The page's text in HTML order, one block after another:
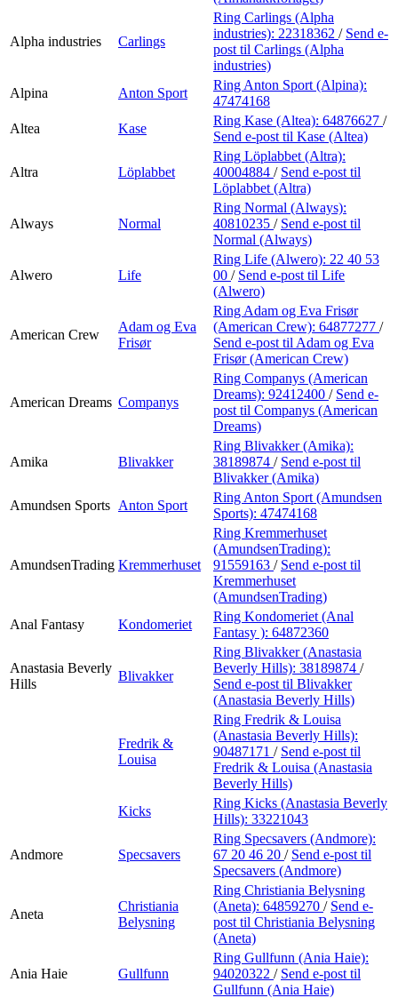
Alpha industries Carlings
Ring Carlings (Alpha
industries): 22318362 / Send e-
post til Carlings (Alpha
industries)
Alpina
Anton Sport
Ring Anton Sport (Alpina):
47474168
Altea
Kase
Ring Kase (Altea): 64876627 /
Send e-post til Kase (Altea)
Altra Löplabbet
Ring Löplabbet (Altra):
40004884 / Send e-post til
Löplabbet (Altra)
Always Normal
Ring Normal (Always):
40810235 / Send e-post til
Normal (Always)
Alwero Life
Ring Life (Alwero): 22 40 53
00 / Send e-post til Life
(Alwero)
American Crew
Adam og Eva
Frisør
Ring Adam og Eva Frisør
(American Crew): 64877277 /
Send e-post til Adam og Eva
Frisør (American Crew)
American Dreams Companys
Ring Companys (American
Dreams): 92412400 / Send e-
post til Companys (American
Dreams)
Amika Blivakker
Ring Blivakker (Amika):
38189874 / Send e-post til
Blivakker (Amika)
Amundsen Sports Anton Sport
Ring Anton Sport (Amundsen
Sports): 47474168
AmundsenTrading Kremmerhuset
Ring Kremmerhuset
(AmundsenTrading):
91559163 / Send e-post til
Kremmerhuset
(AmundsenTrading)
Anal Fantasy
Kondomeriet
Ring Kondomeriet (Anal
Fantasy ): 64872360
Anastasia Beverly
Hills
Blivakker
Ring Blivakker (Anastasia
Beverly Hills): 38189874 /
Send e-post til Blivakker
(Anastasia Beverly Hills)
Fredrik &
Louisa
Ring Fredrik & Louisa
(Anastasia Beverly Hills):
90487171 / Send e-post til
Fredrik & Louisa (Anastasia
Beverly Hills)
Kicks
Ring Kicks (Anastasia Beverly
Hills): 33221043
Andmore Specsavers
Ring Specsavers (Andmore):
67 20 46 20 / Send e-post til
Specsavers (Andmore)
Aneta
Christiania
Belysning
Ring Christiania Belysning
(Aneta): 64859270 / Send e-
post til Christiania Belysning
(Aneta)
Ania Haie Gullfunn
Ring Gullfunn (Ania Haie):
94020322 / Send e-post til
Gullfunn (Ania Haie)